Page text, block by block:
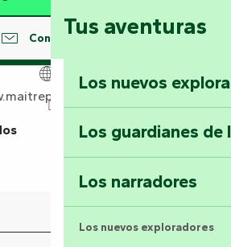
Tus aventuras
Los nuevos
Los guardianes de
Los narradores
Los nuevos exploradores
Contáctenos